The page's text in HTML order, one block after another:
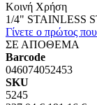
Κοινή Χρήση
1/4" STAINLESS
Γίνετε ο πρώτος
ΣΕ ΑΠΟΘΕΜΑ
Barcode
046074052453
SKU
5245